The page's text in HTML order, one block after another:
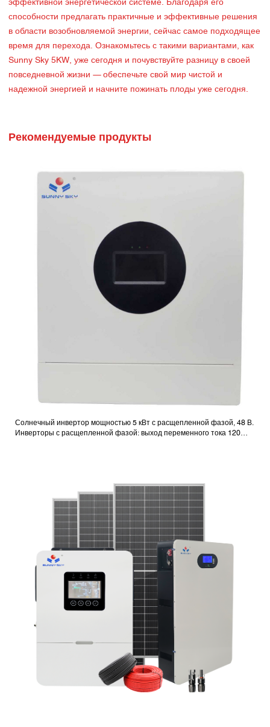
эффективной энергетической системе. Благодаря его
способности предлагать практичные и эффективные решения
в области возобновляемой энергии, сейчас самое подходящее
время для перехода. Ознакомьтесь с такими вариантами, как
Sunny Sky 5KW, уже сегодня и почувствуйте разницу в своей
повседневной жизни — обеспечьте свой мир чистой и
надежной энергией и начните пожинать плоды уже сегодня.
Рекомендуемые продукты
Солнечный инвертор мощностью 5 кВт с расщепленной фазой, 48 В.
Инверторы с расщепленной фазой: выход переменного тока 120